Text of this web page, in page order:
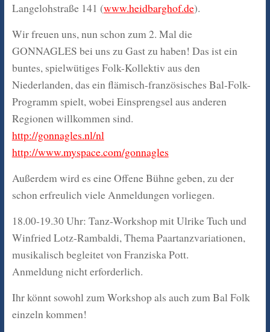
Langelohstraße 141 (www.heidbarghof.de).
Wir freuen uns, nun schon zum 2. Mal die
GONNAGLES bei uns zu Gast zu haben! Das ist ein
buntes, spielwütiges Folk-Kollektiv aus den
Niederlanden, das ein flämisch-französisches Bal-Folk-
Programm spielt, wobei Einsprengsel aus anderen
Regionen willkommen sind.
http://gonnagles.nl/nl
http://www.myspace.com/gonnagles
Außerdem wird es eine Offene Bühne geben, zu der
schon erfreulich viele Anmeldungen vorliegen.
18.00-19.30 Uhr: Tanz-Workshop mit Ulrike Tuch und
Winfried Lotz-Rambaldi, Thema Paartanzvariationen,
musikalisch begleitet von Franziska Pott.
Anmeldung nicht erforderlich.
Ihr könnt sowohl zum Workshop als auch zum Bal Folk
einzeln kommen!